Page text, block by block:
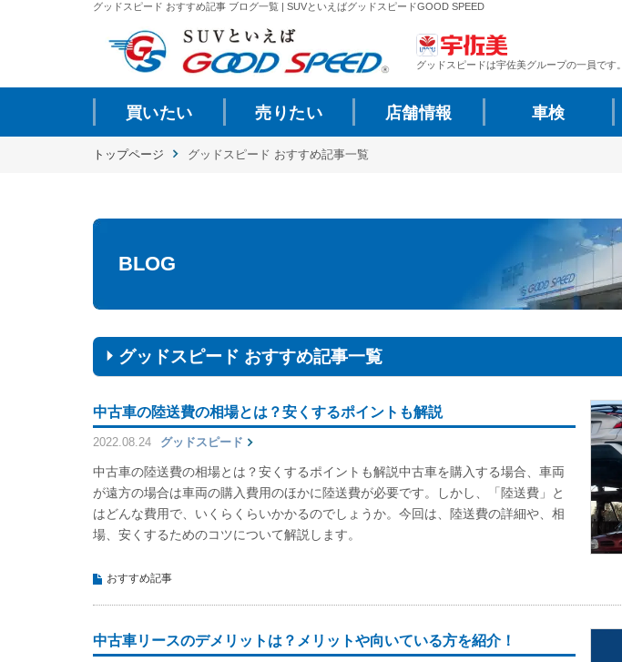
グッドスピード おすすめ記事 ブログ一覧 | SUVといえばグッドスピードGOOD SPEED
グッドスピードは宇佐美グループの一員です。
買いたい 売りたい 店舗情報 車検
トップページ グッドスピード おすすめ記事一覧
BLOG
グッドスピード おすすめ記事一覧
中古車の陸送費の相場とは？安くするポイントも解説
2022.08.24 グッドスピード
中古車の陸送費の相場とは？安くするポイントも解説中古車を購入する場合、車両
が遠方の場合は車両の購入費用のほかに陸送費が必要です。しかし、「陸送費」と
はどんな費用で、いくらくらいかかるのでしょうか。今回は、陸送費の詳細や、相
場、安くするためのコツについて解説します。
おすすめ記事
中古車リースのデメリットは？メリットや向いている方を紹介！